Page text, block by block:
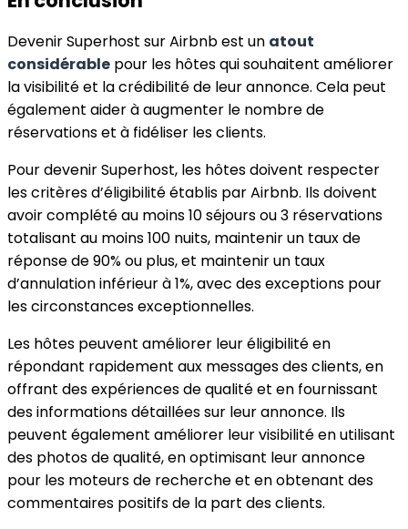
Devenir Superhost sur Airbnb est un atout
considérable pour les hôtes qui souhaitent améliorer
la visibilité et la crédibilité de leur annonce. Cela peut
également aider à augmenter le nombre de
réservations et à fidéliser les clients.
Pour devenir Superhost, les hôtes doivent respecter
les critères d’éligibilité établis par Airbnb. Ils doivent
avoir complété au moins 10 séjours ou 3 réservations
totalisant au moins 100 nuits, maintenir un taux de
réponse de 90% ou plus, et maintenir un taux
d’annulation inférieur à 1%, avec des exceptions pour
les circonstances exceptionnelles.
Les hôtes peuvent améliorer leur éligibilité en
répondant rapidement aux messages des clients, en
offrant des expériences de qualité et en fournissant
des informations détaillées sur leur annonce. Ils
peuvent également améliorer leur visibilité en utilisant
des photos de qualité, en optimisant leur annonce
pour les moteurs de recherche et en obtenant des
commentaires positifs de la part des clients.